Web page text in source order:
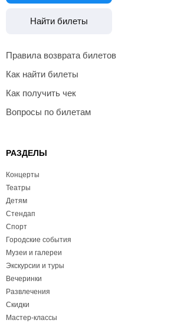
Найти билеты
Правила возврата билетов
Как найти билеты
Как получить чек
Вопросы по билетам
РАЗДЕЛЫ
Концерты
Театры
Детям
Стендап
Спорт
Городские события
Музеи и галереи
Экскурсии и туры
Вечеринки
Развлечения
Скидки
Мастер-классы